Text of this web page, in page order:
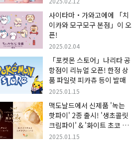
사이타마・가와고에에 「치
이카와 모구모구 본점」이 오
픈!
2025.02.04
「포켓몬 스토어」나리타 공
항점이 리뉴얼 오픈! 한정 상
품 파일럿 피카츄 등이 발매
2025.01.15
맥도날드에서 신제품 '녹는
핫파이' 2종 출시! '생초콜릿
크림파이' & '화이트 초코 밀
크티 파이' 출시!
2025.01.15